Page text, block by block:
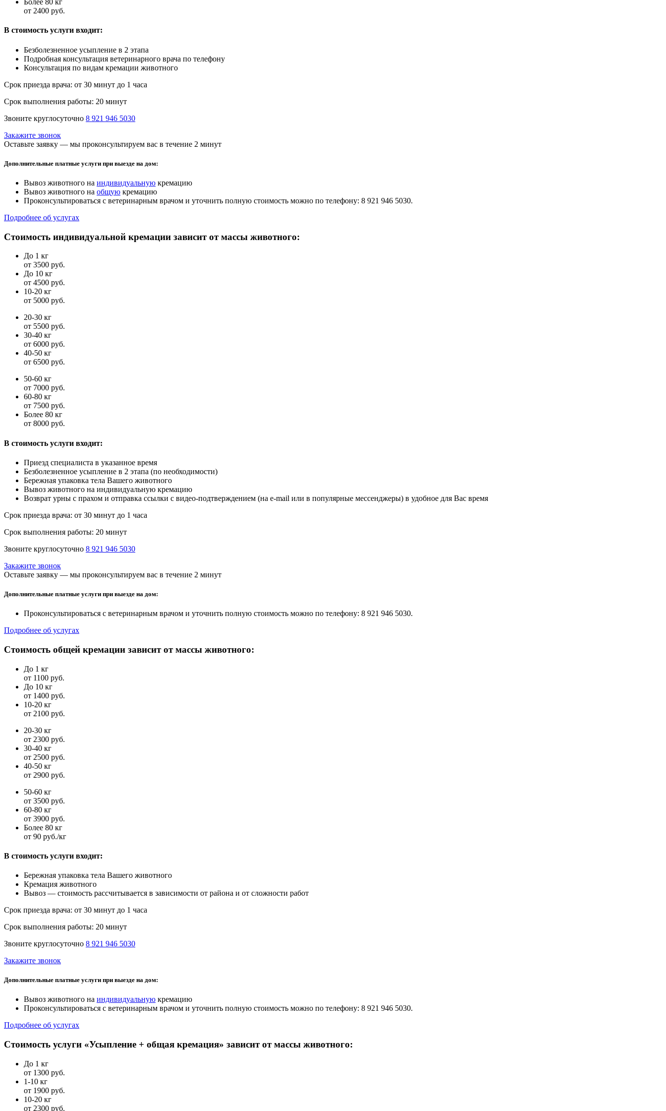
Более 80 кг
от 2400 руб.
В стоимость услуги входит:
Безболезненное усыпление в 2 этапа
Подробная консультация ветеринарного врача по телефону
Консультация по видам кремации животного
Срок приезда врача: от 30 минут до 1 часа
Срок выполнения работы: 20 минут
Звоните круглосуточно 8 921 946 5030
Закажите звонок
Оставьте заявку — мы проконсультируем вас в течение 2 минут
Дополнительные платные услуги при выезде на дом:
Вывоз животного на индивидуальную кремацию
Вывоз животного на общую кремацию
Проконсультироваться с ветеринарным врачом и уточнить полную стоимость можно по телефону: 8 921 946 5030.
Подробнее об услугах
Стоимость индивидуальной кремации зависит от массы животного:
До 1 кг
от 3500 руб.
До 10 кг
от 4500 руб.
10-20 кг
от 5000 руб.
20-30 кг
от 5500 руб.
30-40 кг
от 6000 руб.
40-50 кг
от 6500 руб.
50-60 кг
от 7000 руб.
60-80 кг
от 7500 руб.
Более 80 кг
от 8000 руб.
В стоимость услуги входит:
Приезд специалиста в указанное время
Безболезненное усыпление в 2 этапа (по необходимости)
Бережная упаковка тела Вашего животного
Вывоз животного на индивидуальную кремацию
Возврат урны с прахом и отправка ссылки с видео-подтверждением (на e-mail или в популярные мессенджеры) в удобное для Вас время
Срок приезда врача: от 30 минут до 1 часа
Срок выполнения работы: 20 минут
Звоните круглосуточно 8 921 946 5030
Закажите звонок
Оставьте заявку — мы проконсультируем вас в течение 2 минут
Дополнительные платные услуги при выезде на дом:
Проконсультироваться с ветеринарным врачом и уточнить полную стоимость можно по телефону: 8 921 946 5030.
Подробнее об услугах
Стоимость общей кремации зависит от массы животного:
До 1 кг
от 1100 руб.
До 10 кг
от 1400 руб.
10-20 кг
от 2100 руб.
20-30 кг
от 2300 руб.
30-40 кг
от 2500 руб.
40-50 кг
от 2900 руб.
50-60 кг
от 3500 руб.
60-80 кг
от 3900 руб.
Более 80 кг
от 90 руб./кг
В стоимость услуги входит:
Бережная упаковка тела Вашего животного
Кремация животного
Вывоз — стоимость рассчитывается в зависимости от района и от сложности работ
Срок приезда врача: от 30 минут до 1 часа
Срок выполнения работы: 20 минут
Звоните круглосуточно 8 921 946 5030
Закажите звонок
Дополнительные платные услуги при выезде на дом:
Вывоз животного на индивидуальную кремацию
Проконсультироваться с ветеринарным врачом и уточнить полную стоимость можно по телефону: 8 921 946 5030.
Подробнее об услугах
Стоимость услуги «Усыпление + общая кремация» зависит от массы животного:
До 1 кг
от 1300 руб.
1-10 кг
от 1900 руб.
10-20 кг
от 2300 руб.